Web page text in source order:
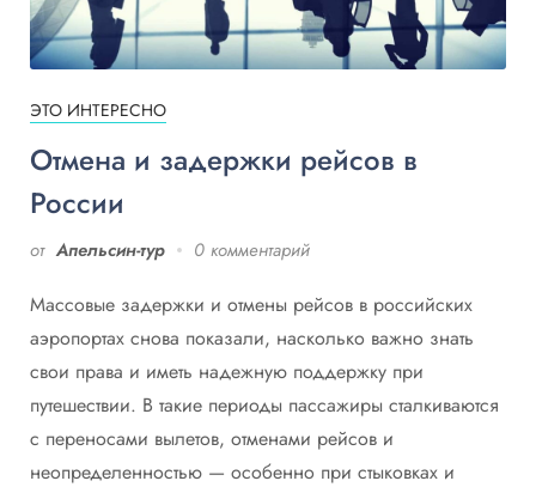
ЭТО ИНТЕРЕСНО
Отмена и задержки рейсов в
России
от Апельсин-тур 0 комментарий
Массовые задержки и отмены рейсов в российских
аэропортах снова показали, насколько важно знать
свои права и иметь надежную поддержку при
путешествии. В такие периоды пассажиры сталкиваются
с переносами вылетов, отменами рейсов и
неопределенностью — особенно при стыковках и